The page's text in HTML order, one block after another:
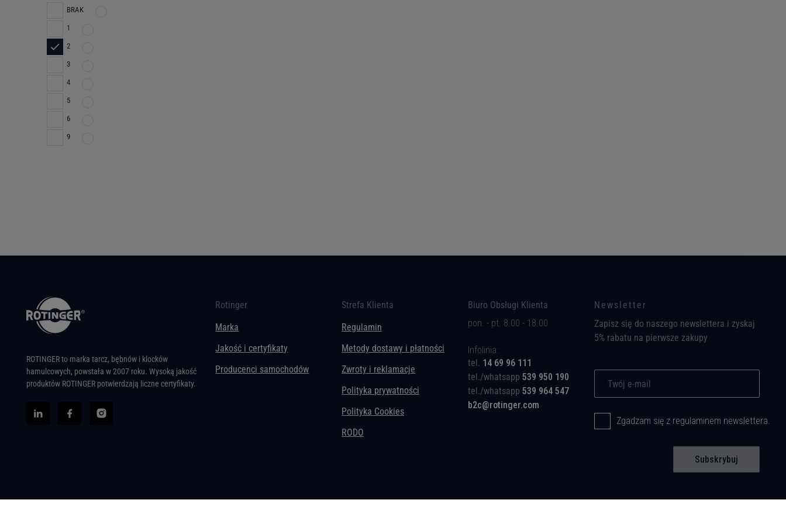
BRAK
1
2
3
4
5
6
9
ROTINGER to marka tarcz, bębnów i klocków
hamulcowych, powstała w 2007 roku. Wysoką jakość
produktów ROTINGER potwierdzają liczne certyfikaty.
Rotinger
Marka
Jakość i certyfikaty
Producenci samochodów
Strefa Klienta
Regulamin
Metody dostawy i płatności
Zwroty i reklamacje
Polityka prywatności
Polityka Cookies
RODO
Biuro Obsługi Klienta
pon. - pt. 8.00 - 18.00
Infolinia:
tel. 14 69 96 111
tel./whatsapp 539 950 190
tel./whatsapp 539 964 547
b2c@rotinger.com
Newsletter
Zapisz się do naszego newslettera i zyskaj
5% rabatu na pierwsze zakupy
Zgadzam się z regulaminem newslettera.
Subskrybuj